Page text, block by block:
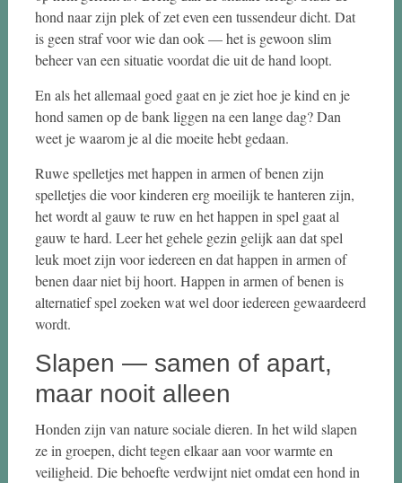
hond naar zijn plek of zet even een tussendeur dicht. Dat
is geen straf voor wie dan ook — het is gewoon slim
beheer van een situatie voordat die uit de hand loopt.
En als het allemaal goed gaat en je ziet hoe je kind en je
hond samen op de bank liggen na een lange dag? Dan
weet je waarom je al die moeite hebt gedaan.
Ruwe spelletjes met happen in armen of benen zijn
spelletjes die voor kinderen erg moeilijk te hanteren zijn,
het wordt al gauw te ruw en het happen in spel gaat al
gauw te hard. Leer het gehele gezin gelijk aan dat spel
leuk moet zijn voor iedereen en dat happen in armen of
benen daar niet bij hoort. Happen in armen of benen is
alternatief spel zoeken wat wel door iedereen gewaardeerd
wordt.
Slapen — samen of apart,
maar nooit alleen
Honden zijn van nature sociale dieren. In het wild slapen
ze in groepen, dicht tegen elkaar aan voor warmte en
veiligheid. Die behoefte verdwijnt niet omdat een hond in